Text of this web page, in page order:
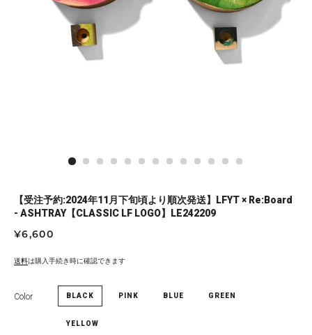
【受注予約:2024年11月下旬頃より順次発送】LFYT × Re:Board
- ASHTRAY【CLASSIC LF LOGO】LE242209
通
価
セ
ル
¥6,600
送料は購入手続き時に確認できます
Color BLACK PINK BLUE GREEN
YELLOW